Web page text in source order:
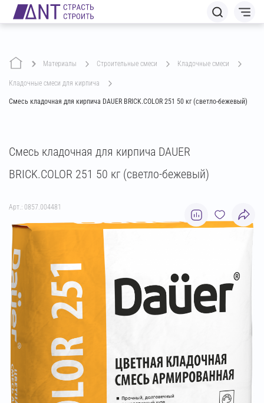
Материалы строительные смеси кладочные смеси
кладочные смеси для кирпича
Смесь кладочная для кирпича DAUER BRICK.COLOR 251 50 кг (светло-бежевый)
Смесь кладочная для кирпича DAUER
BRICK.COLOR 251 50 кг (светло-бежевый)
Арт.: 0857.004481